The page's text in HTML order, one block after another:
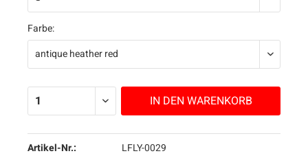
Farbe:
IN DEN WARENKORB
Artikel-Nr.:
LFLY-0029